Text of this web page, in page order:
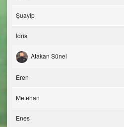
Şuayip
İdris
Atakan Sünel
Eren
Metehan
Enes